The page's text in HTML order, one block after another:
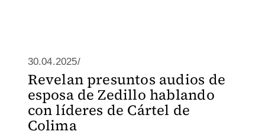
30.04.2025/
Revelan presuntos audios de
esposa de Zedillo hablando
con líderes de Cártel de
Colima